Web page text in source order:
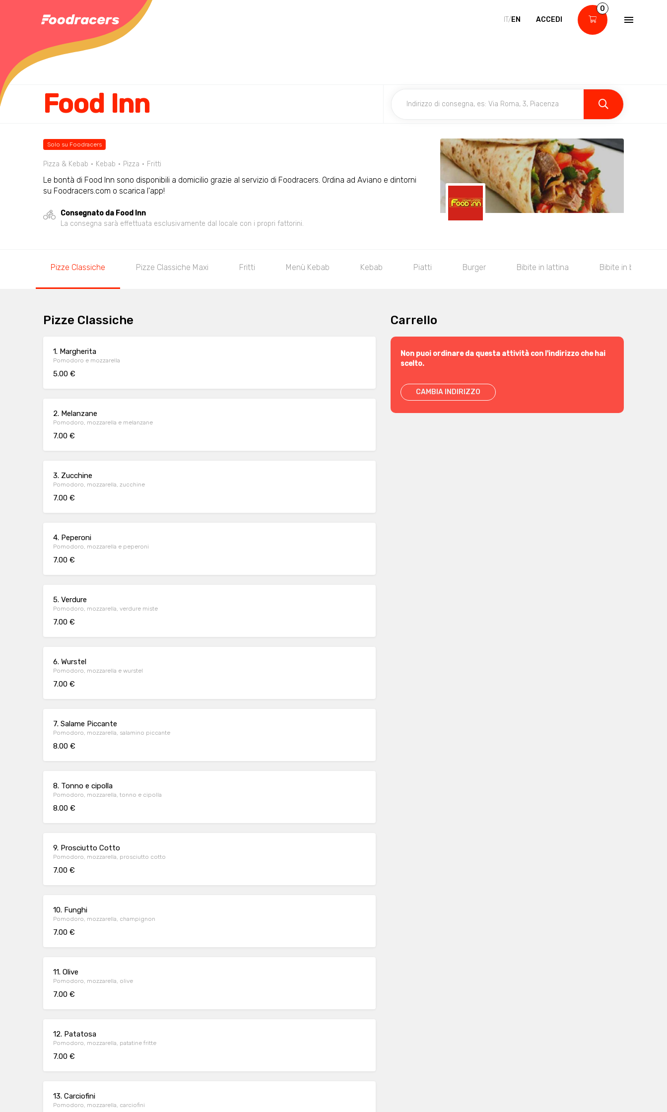
IT/EN ACCEDI
0
Food Inn
Solo su Foodracers
Pizza & Kebab Kebab Pizza Fritti
Le bontà di Food Inn sono disponibili a domicilio grazie al servizio di Foodracers. Ordina ad Aviano e dintorni
su Foodracers.com o scarica l'app!
Consegnato da Food Inn
La consegna sarà effettuata esclusivamente dal locale con i propri fattorini.
Pizze Classiche Pizze Classiche Maxi Fritti Menù Kebab Kebab Piatti Burger Bibite in lattina Bibite in bottiglia
Pizze Classiche
1. Margherita
Pomodoro e mozzarella
5.00 €
2. Melanzane
Pomodoro, mozzarella e melanzane
7.00 €
3. Zucchine
Pomodoro, mozzarella, zucchine
7.00 €
4. Peperoni
Pomodoro, mozzarella e peperoni
7.00 €
5. Verdure
Pomodoro, mozzarella, verdure miste
7.00 €
6. Wurstel
Pomodoro, mozzarella e wurstel
7.00 €
7. Salame Piccante
Pomodoro, mozzarella, salamino piccante
8.00 €
8. Tonno e cipolla
Pomodoro, mozzarella, tonno e cipolla
8.00 €
9. Prosciutto Cotto
Pomodoro, mozzarella, prosciutto cotto
7.00 €
10. Funghi
Pomodoro, mozzarella, champignon
7.00 €
11. Olive
Pomodoro, mozzarella, olive
7.00 €
12. Patatosa
Pomodoro, mozzarella, patatine fritte
7.00 €
13. Carciofini
Pomodoro, mozzarella, carciofini
Carrello
Non puoi ordinare da questa attività con l'indirizzo che hai
scelto.
CAMBIA INDIRIZZO